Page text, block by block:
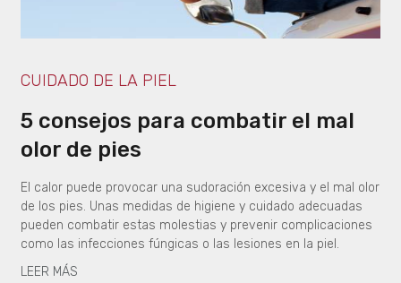
CUIDADO DE LA PIEL
5 consejos para combatir el mal
olor de pies
El calor puede provocar una sudoración excesiva y el mal olor
de los pies. Unas medidas de higiene y cuidado adecuadas
pueden combatir estas molestias y prevenir complicaciones
como las infecciones fúngicas o las lesiones en la piel.
LEER MÁS